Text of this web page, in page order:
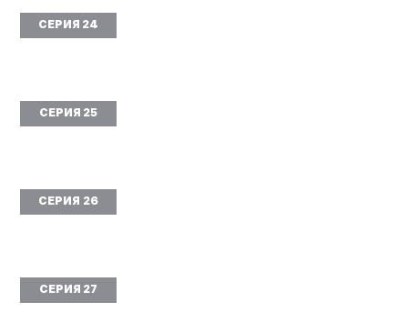
СЕРИЯ 24
СЕРИЯ 25
СЕРИЯ 26
СЕРИЯ 27